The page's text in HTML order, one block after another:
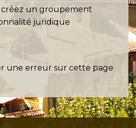
créez un groupement
juridique
une erreur sur cette page